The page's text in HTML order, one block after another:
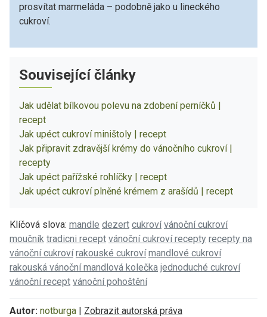
prosvítat marmeláda – podobně jako u lineckého
cukroví.
Související články
Jak udělat bílkovou polevu na zdobení perníčků |
recept
Jak upéct cukroví miništoly | recept
Jak připravit zdravější krémy do vánočního cukroví |
recepty
Jak upéct pařížské rohlíčky | recept
Jak upéct cukroví plněné krémem z arašídů | recept
Klíčová slova: mandle dezert cukroví vánoční cukroví
moučník tradicni recept vánoční cukroví recepty recepty na
vánoční cukroví rakouské cukroví mandlové cukroví
rakouská vánoční mandlová kolečka jednoduché cukroví
vánoční recept vánoční pohoštění
Autor: notburga | Zobrazit autorská práva